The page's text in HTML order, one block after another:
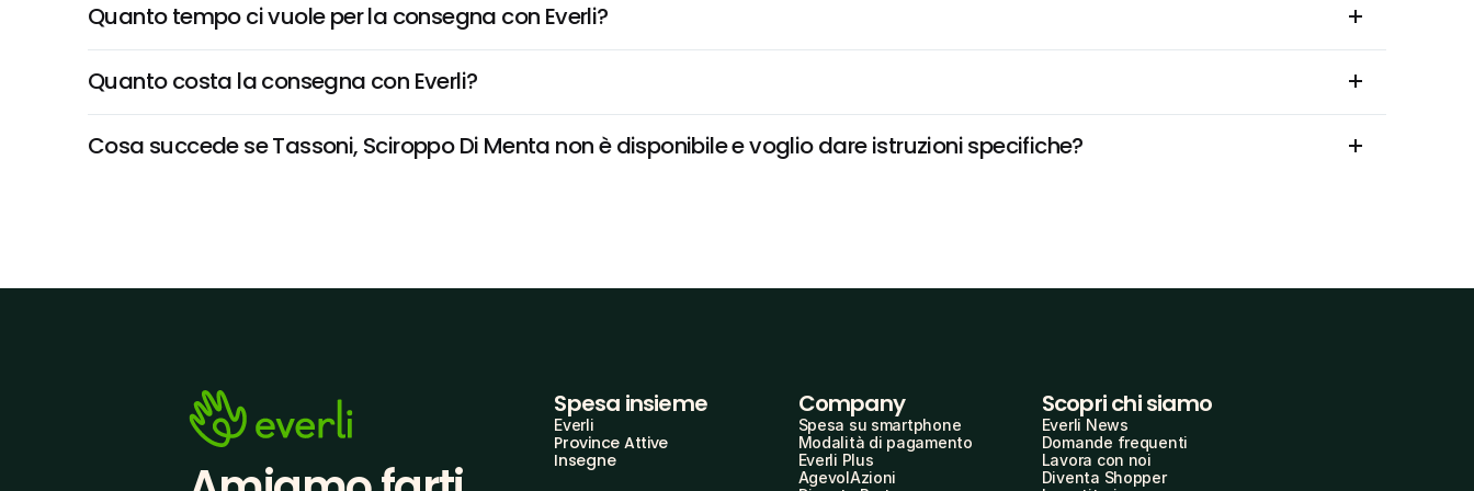
Quanto tempo ci vuole per la consegna con Everli?
Quanto costa la consegna con Everli?
Cosa succede se Tassoni, Sciroppo Di Menta non è disponibile e voglio dare istruzioni specifiche?
Spesa insieme
Everli
Province Attive
Insegne
Company
Spesa su smartphone
Modalità di pagamento
Everli Plus
AgevolAzioni
Scopri chi siamo
Everli News
Domande frequenti
Lavora con noi
Diventa Shopper